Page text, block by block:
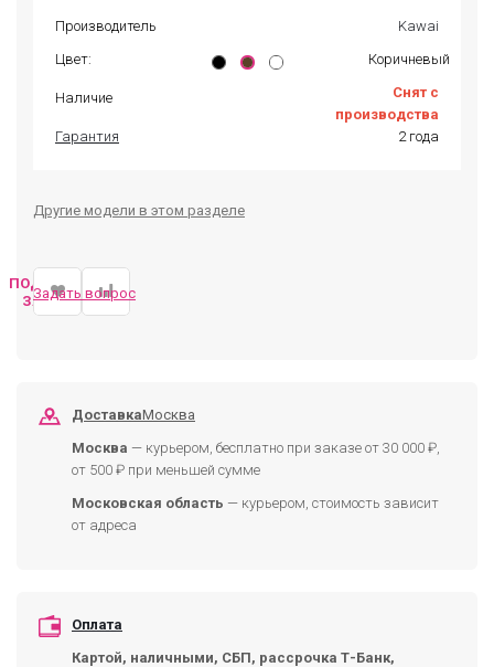
Производитель
Kawai
Цвет:
Коричневый
Наличие
Снят с
производства
Гарантия
2 года
Другие модели в этом разделе
ПОДОБРАТЬ
ЗАМЕНУ
Задать вопрос
ДоставкаМосква
Москва — курьером, бесплатно при заказе от 30 000 ₽,
от 500 ₽ при меньшей сумме
Московская область — курьером, стоимость зависит
от адреса
Оплата
Картой, наличными, СБП, рассрочка Т-Банк,